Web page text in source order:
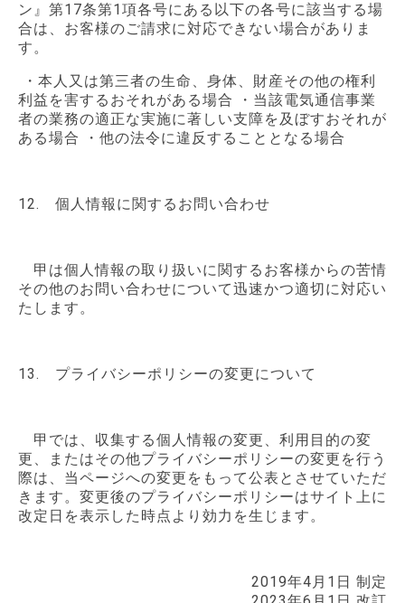
ン』第17条第1項各号にある以下の各号に該当する場
合は、お客様のご請求に対応できない場合がありま
す。
・本人又は第三者の生命、身体、財産その他の権利
利益を害するおそれがある場合 ・当該電気通信事業
者の業務の適正な実施に著しい支障を及ぼすおそれが
ある場合 ・他の法令に違反することとなる場合
12. 個人情報に関するお問い合わせ
甲は個人情報の取り扱いに関するお客様からの苦情
その他のお問い合わせについて迅速かつ適切に対応い
たします。
13. プライバシーポリシーの変更について
甲では、収集する個人情報の変更、利用目的の変
更、またはその他プライバシーポリシーの変更を行う
際は、当ページへの変更をもって公表とさせていただ
きます。変更後のプライバシーポリシーはサイト上に
改定日を表示した時点より効力を生じます。
2019年4月1日 制定